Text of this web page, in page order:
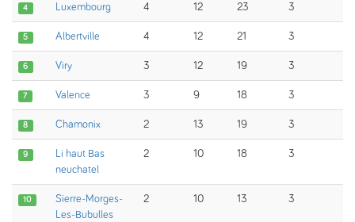
4 Luxembourg 4 12 23 3
5 Albertville 4 12 21 3
6 Viry 3 12 19 3
7 Valence 3 9 18 3
8 Chamonix 2 13 19 3
9
Li haut Bas
neuchatel
2 10 18 3
10
Sierre-Morges-
Les-Bubulles
2 10 13 3